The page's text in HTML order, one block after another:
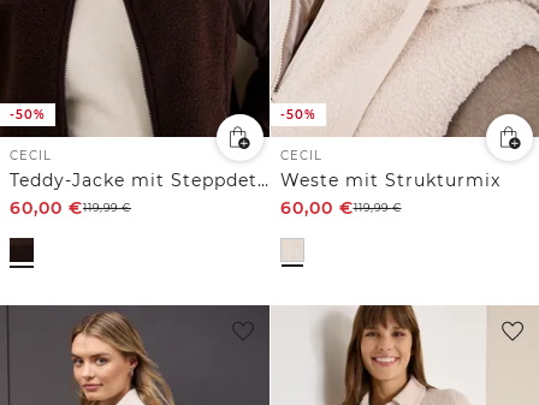
-50%
CECIL
Teddy-Jacke mit Steppdetails
60,00 €119,99€
-50%
CECIL
Weste mit Strukturmix
60,00 €119,99€